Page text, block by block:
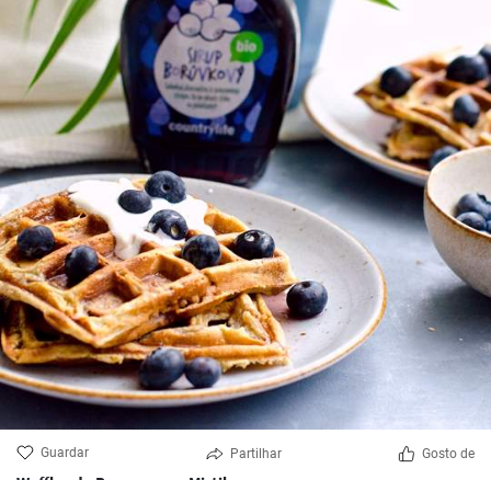
Guardar Partilhar Gosto de